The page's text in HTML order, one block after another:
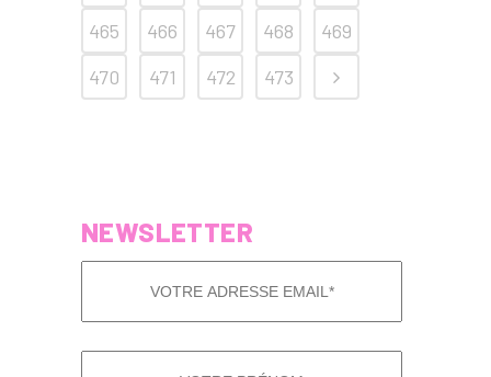
465 466 467 468
469
470
471 472 473
NEWSLETTER